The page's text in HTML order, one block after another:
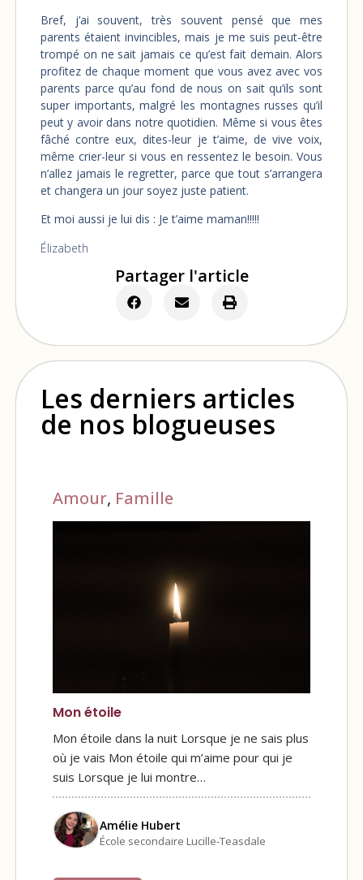
Bref, j’ai souvent, très souvent pensé que mes
parents étaient invincibles, mais je me suis peut-être
trompé on ne sait jamais ce qu’est fait demain. Alors
profitez de chaque moment que vous avez avec vos
parents parce qu’au fond de nous on sait qu’ils sont
super importants, malgré les montagnes russes qu’il
peut y avoir dans notre quotidien. Même si vous êtes
fâché contre eux, dites-leur je t’aime, de vive voix,
même crier-leur si vous en ressentez le besoin. Vous
n’allez jamais le regretter, parce que tout s’arrangera
et changera un jour soyez juste patient.
Et moi aussi je lui dis : Je t’aime maman!!!!!
Élizabeth
Partager l'article
Les derniers articles
de nos blogueuses
Amour, Famille
Mon étoile
Mon étoile dans la nuit Lorsque je ne sais plus
où je vais Mon étoile qui m’aime pour qui je
suis Lorsque je lui montre…
Amélie Hubert
École secondaire Lucille-Teasdale